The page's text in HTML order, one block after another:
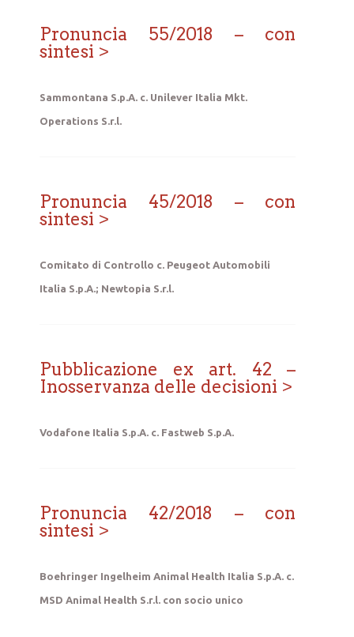
Pronuncia 55/2018 – con
sintesi
Sammontana S.p.A. c. Unilever Italia Mkt.
Operations S.r.l.
Pronuncia 45/2018 – con
sintesi
Comitato di Controllo c. Peugeot Automobili
Italia S.p.A.; Newtopia S.r.l.
Pubblicazione ex art. 42 –
Inosservanza delle decisioni
Vodafone Italia S.p.A. c. Fastweb S.p.A.
Pronuncia 42/2018 – con
sintesi
Boehringer Ingelheim Animal Health Italia S.p.A. c.
MSD Animal Health S.r.l. con socio unico